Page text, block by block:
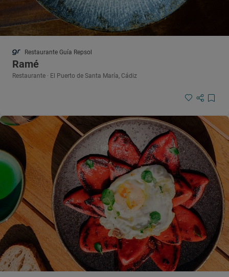
Restaurante Guía Repsol
Ramé
Restaurante · El Puerto de Santa María, Cádiz